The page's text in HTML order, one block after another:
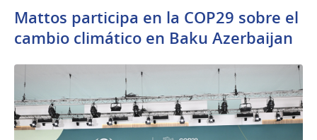
Mattos participa en la COP29 sobre el
cambio climático en Baku Azerbaijan